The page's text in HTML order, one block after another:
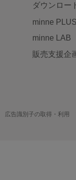
ダウンロー
minne PLUS
minne LAB
販売支援企
広告識別子の取得・利用